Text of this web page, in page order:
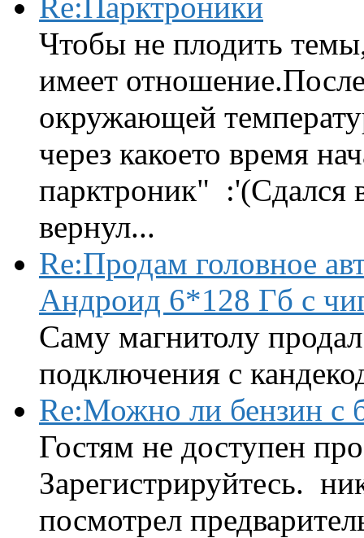
Чтобы не плодить
имеет
окружающей
через какоето время
парктроник" :'(Сдался
вернул...
Re:Продам головное
Андроид 6*128 Гб с
Саму магнитолу
подключения с
Re:Можно ли бензин с
Гостям не доступен
Зарегистрируйтесь.
посмотрел